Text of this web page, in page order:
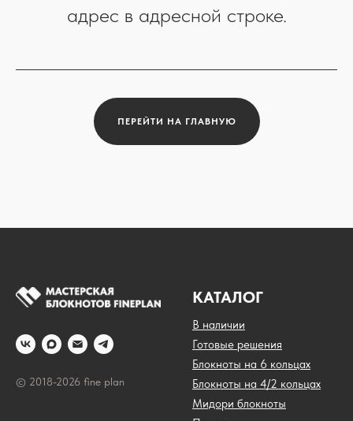
адрес в адресной строке.
ПЕРЕЙТИ НА ГЛАВНУЮ
© 2018-2026 fine plan
КАТАЛОГ
В наличии
Готовые решения
Блокноты на 6 кольцах
Блокноты на 4/2 кольцах
Мидори блокноты